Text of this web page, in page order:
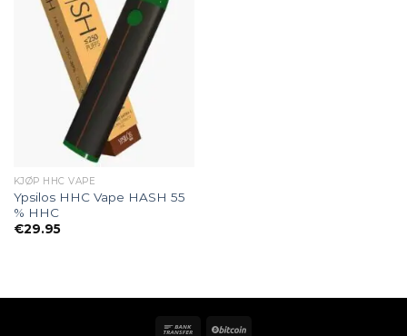
KJØP HHC VAPE
Ypsilos HHC Vape HASH 55
% HHC
€29.95